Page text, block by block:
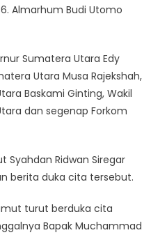
Almarhum Budi Utomo
Sumatera Utara Edy
Utara Musa Rajekshah,
Baskami Ginting, Wakil
dan segenap Forkom
Syahdan Ridwan Siregar
berita duka cita tersebut.
turut berduka cita
Bapak Muchammad